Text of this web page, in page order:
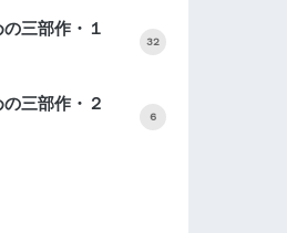
三部作・１
32
三部作・２
6